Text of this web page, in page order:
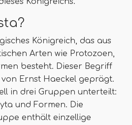
Königreich, das aus
Arten wie Protozoen,
besteht. Dieser Begriff
von Ernst Haeckel geprägt.
in drei Gruppen unterteilt:
und Formen. Die
enthält einzellige